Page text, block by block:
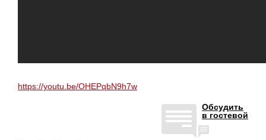
https://youtu.be/OHEPqbN9h7w
Обсудить
в гостевой